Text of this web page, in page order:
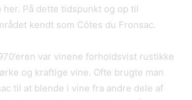
På dette tidspunkt og op til
kendt som Côtes du Fronsac.
var vinene forholdsvist rustikke
og kraftige vine. Ofte brugte man
til at blende i vine fra andre dele af